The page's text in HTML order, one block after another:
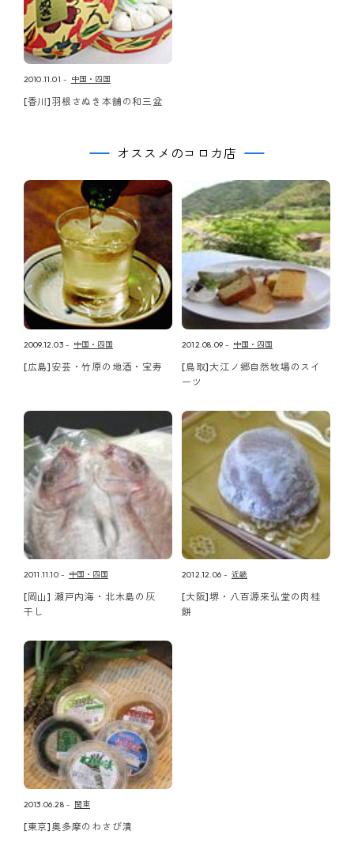
2010.11.01 中国・四国
[香川]羽根さぬき本舗の和三盆
オススメのコロカ店
2009.12.03 中国・四国
[広島]安芸・竹原の地酒・宝寿
2012.08.09 中国・四国
[鳥取]大江ノ郷自然牧場のスイ
ーツ
2011.11.10 中国・四国
[岡山] 瀬戸内海・北木島の灰
干し
2012.12.06 近畿
[大阪]堺・八百源来弘堂の肉桂
餅
2013.06.28 関東
[東京]奥多摩のわさび漬